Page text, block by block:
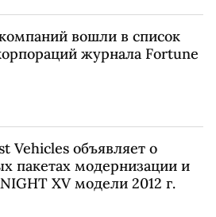
вошли в список
журнала Fortune
Vehicles объявляет о
пакетах модернизации и
XV модели 2012 г.